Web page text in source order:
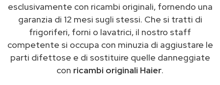
esclusivamente con ricambi originali, fornendo una
garanzia di 12 mesi sugli stessi. Che si tratti di
frigoriferi, forni o lavatrici, il nostro staff
competente si occupa con minuzia di aggiustare le
parti difettose e di sostituire quelle danneggiate
con ricambi originali Haier.